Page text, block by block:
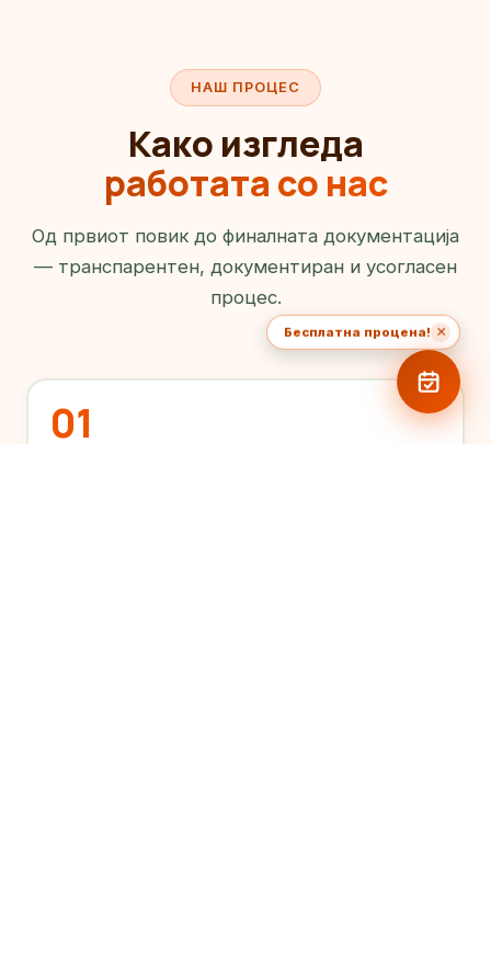
НАШ ПРОЦЕС
Како изгледа
работата со нас
Од првиот повик до финалната документација
— транспарентен, документиран и усогласен
процес.
01
Бесплатна процена! ×